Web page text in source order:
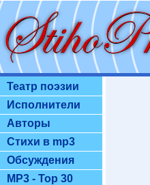
Театр поэзии
Исполнители
Авторы
Стихи в mp3
Обсуждения
MP3 - Top 30